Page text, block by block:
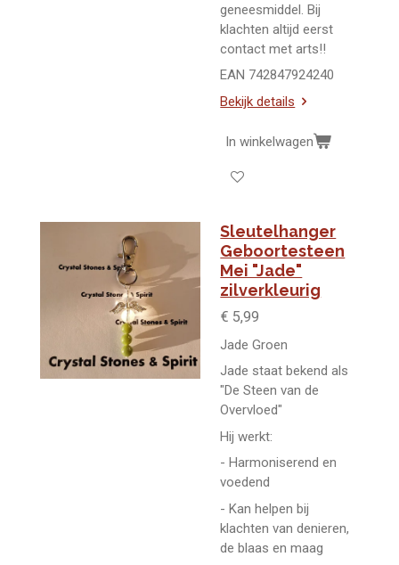
geneesmiddel. Bij
klachten altijd eerst
contact met arts!!
EAN 742847924240
Bekijk details
In winkelwagen
Sleutelhanger
Geboortesteen
Mei "Jade"
zilverkleurig
€ 5,99
Jade Groen
Jade staat bekend als
"De Steen van de
Overvloed"
Hij werkt:
- Harmoniserend en
voedend
- Kan helpen bij
klachten van denieren,
de blaas en maag